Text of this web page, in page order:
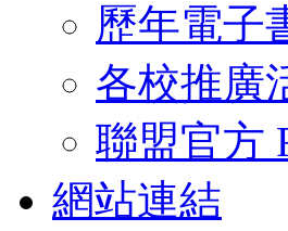
歷年電子
各校推廣
聯盟官方
網站連結